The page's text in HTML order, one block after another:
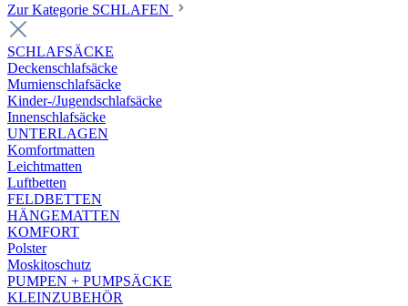
Zur Kategorie SCHLAFEN
SCHLAFSÄCKE
Deckenschlafsäcke
Mumienschlafsäcke
Kinder-/Jugendschlafsäcke
Innenschlafsäcke
UNTERLAGEN
Komfortmatten
Leichtmatten
Luftbetten
FELDBETTEN
HÄNGEMATTEN
KOMFORT
Polster
Moskitoschutz
PUMPEN + PUMPSÄCKE
KLEINZUBEHÖR